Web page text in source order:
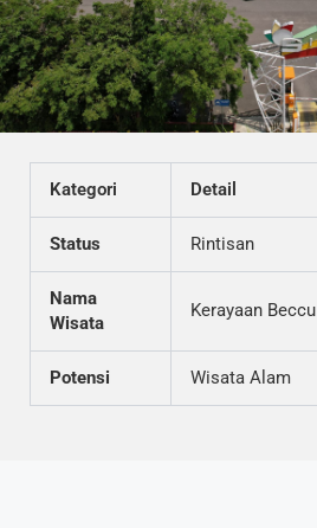
Kategori Detail
Status Rintisan
Nama
Wisata
Kerayaan Beccu
Potensi Wisata Alam